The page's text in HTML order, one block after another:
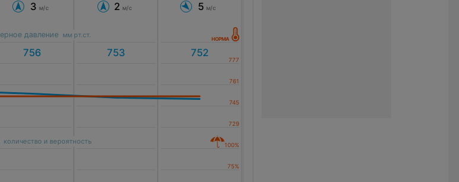
3 м/с
2 м/с
5 м/с
давление мм рт.ст.
количество и вероятность